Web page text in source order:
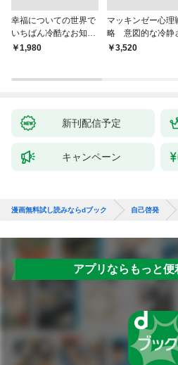
幸福についての世界で
いちばん冷酷なお知ら
せ―進化心理学が教え
￥1,980
マッキンゼー心理
略 意図的な冷静
￥3,520
新刊配信予定
キャンペーン
漫画無料試し読みならdブック 自己啓発
アプリならもっと便